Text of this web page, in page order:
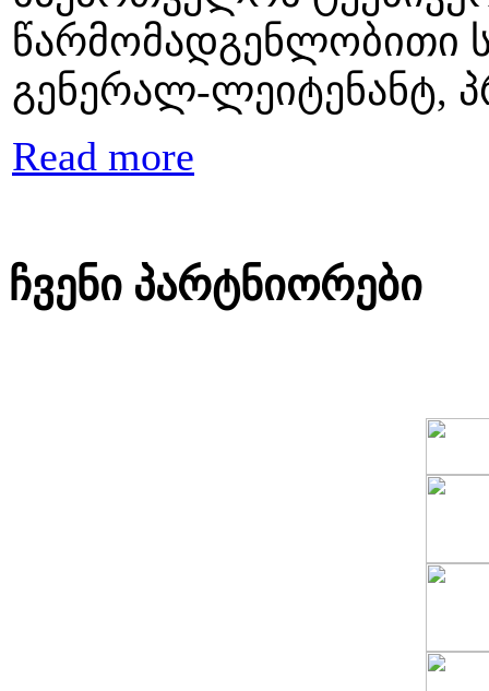
წარმომადგენლობითი
გენერალ-ლეიტენანტ,
Read more
ჩვენი პარტნიორები